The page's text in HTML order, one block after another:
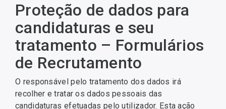
Proteção de dados para
candidaturas e seu
tratamento – Formulários
de Recrutamento
O responsável pelo tratamento dos dados irá
recolher e tratar os dados pessoais das
candidaturas efetuadas pelo utilizador. Esta ação